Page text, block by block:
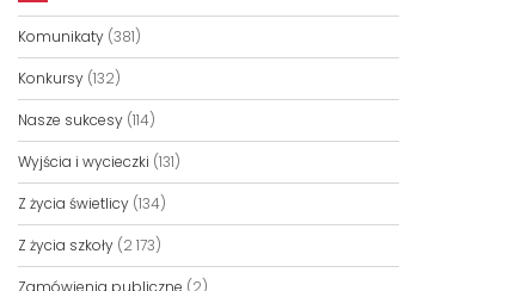
Komunikaty(381)
Konkursy(132)
Nasze sukcesy(114)
Wyjścia i wycieczki (131)
Z życia świetlicy(134)
Z życia szkoły(2 173)
Zamówienia publiczne (2)